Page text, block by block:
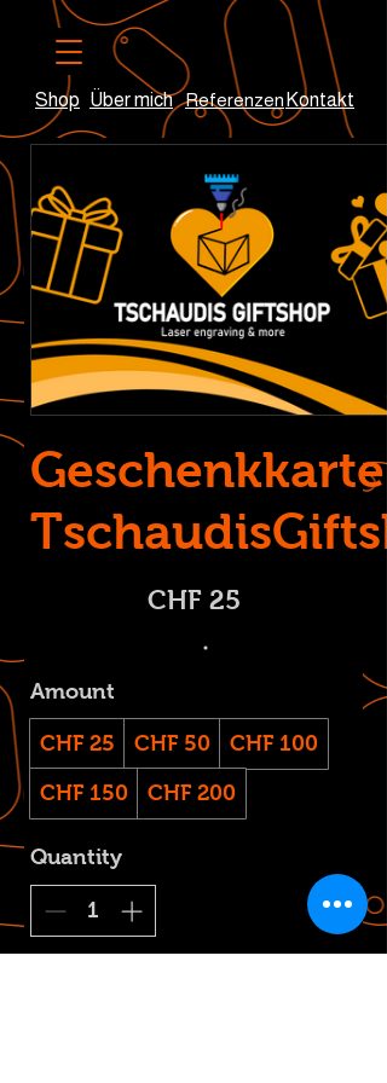
Referenzen Kontakt
Über mich
Shop
Geschenkkarte
CHF 25
Amount
CHF 25 CHF 50 CHF 100
CHF 150 CHF 200
Quantity